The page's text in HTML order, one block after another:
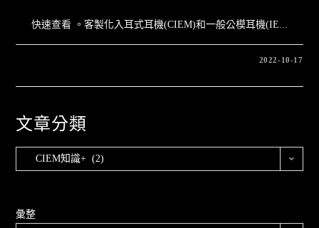
快速查看 。客製化入耳式耳機(CIEM)和一般公模耳機(IE...
2022-10-17
文章分類
CIEM知識+ (2)
彙整